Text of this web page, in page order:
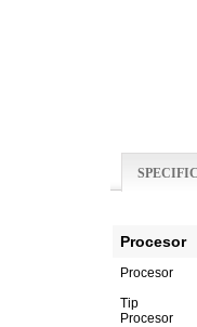
Procesor
Procesor
Tip
Procesor